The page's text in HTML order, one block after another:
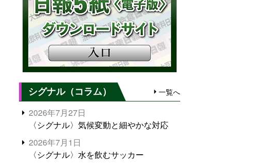
シグナル（コラム） 一覧へ
2026年7月27日
〈シグナル〉気候変動と細やかな対応
2026年7月1日
〈シグナル〉水を飲むサッカー